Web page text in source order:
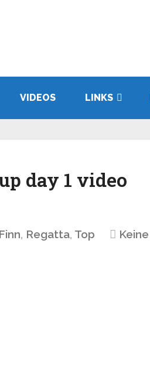
VIDEOS LINKS
day 1 video
Finn, Regatta, Top
Keine